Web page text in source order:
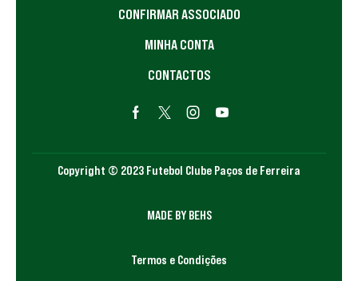
CONFIRMAR ASSOCIADO
MINHA CONTA
CONTACTOS
Copyright © 2023 Futebol Clube Paços de Ferreira
MADE BY BEHS
Termos e Condições